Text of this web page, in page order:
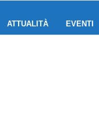
ATTUALITÀ EVENTI